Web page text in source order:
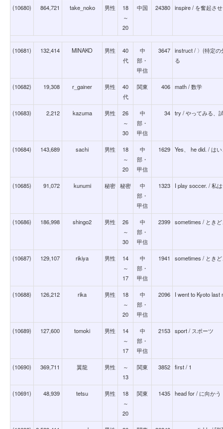
(10680) 864,721 take_noko 男性
18
～
20
中国 24380 inspire / を奮起さ
(10681) 132,414 MINAKO 男性
40
代
中
部・
甲信
3647 instruct / 〉(特定
る
(10682) 19,308 r_gainer 男性
40
代
関東 406 math / 数学
(10683) 2,212 kazuma 男性
26
～
30
中
部・
甲信
34 try / やってみる、
(10684) 143,689 sachi 男性
18
～
20
中
部・
甲信
1629 Yes、 he did. / は
(10685) 91,072 kunumi 秘密 秘密
中
部・
甲信
1323 I play soccer. / 私
(10686) 186,998 shingo2 男性
26
～
30
中
部・
甲信
2399 sometimes / とき
(10687) 129,107 rikiya 男性
14
～
17
中
部・
甲信
1941 sometimes / とき
(10688) 126,212 rika 男性
18
～
20
中
部・
甲信
2096 I went to Kyoto
(10689) 127,600 tomoki 男性
14
～
17
中
部・
甲信
2153 sport / スポーツ
(10690) 369,711 翼龍 男性
～
13
関東 3852 first / 1
(10691) 48,939 tetsu 男性
18
～
20
関東 1435 head for / に向かう